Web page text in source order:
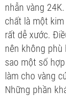
nhẫn vàng
chất là một
rất dễ xước.
nên không phù
sao một số
làm cho vàng
Những phần